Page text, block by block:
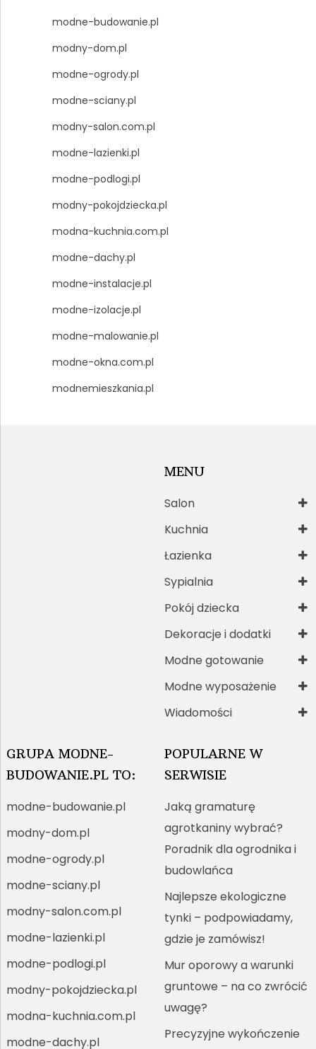
modne-budowanie.pl
modny-dom.pl
modne-ogrody.pl
modne-sciany.pl
modny-salon.com.pl
modne-lazienki.pl
modne-podlogi.pl
modny-pokojdziecka.pl
modna-kuchnia.com.pl
modne-dachy.pl
modne-instalacje.pl
modne-izolacje.pl
modne-malowanie.pl
modne-okna.com.pl
modnemieszkania.pl
MENU
Salon
Kuchnia
Łazienka
Sypialnia
Pokój dziecka
Dekoracje i dodatki
Modne gotowanie
Modne wyposażenie
Wiadomości
GRUPA MODNE-
BUDOWANIE.PL TO:
modne-budowanie.pl
modny-dom.pl
modne-ogrody.pl
modne-sciany.pl
modny-salon.com.pl
modne-lazienki.pl
modne-podlogi.pl
modny-pokojdziecka.pl
modna-kuchnia.com.pl
modne-dachy.pl
POPULARNE W
SERWISIE
Jaką gramaturę
agrotkaniny wybrać?
Poradnik dla ogrodnika i
budowlańca
Najlepsze ekologiczne
tynki – podpowiadamy,
gdzie je zamówisz!
Mur oporowy a warunki
gruntowe – na co zwrócić
uwagę?
Precyzyjne wykończenie